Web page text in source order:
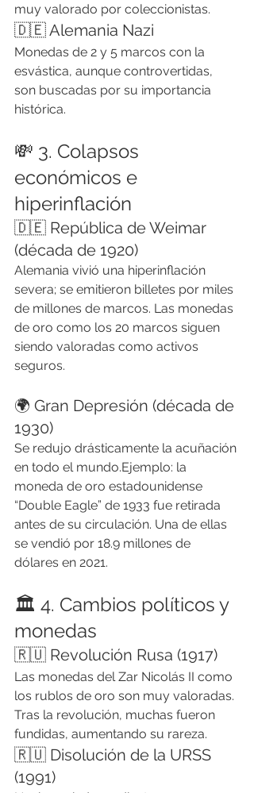
muy valorado por coleccionistas.
🇩🇪 Alemania Nazi
Monedas de 2 y 5 marcos con la
esvástica, aunque controvertidas,
son buscadas por su importancia
histórica.
💸 3. Colapsos
económicos e
hiperinflación
🇩🇪 República de Weimar
(década de 1920)
Alemania vivió una hiperinflación
severa; se emitieron billetes por miles
de millones de marcos. Las monedas
de oro como los 20 marcos siguen
siendo valoradas como activos
seguros.
🌍 Gran Depresión (década de
1930)
Se redujo drásticamente la acuñación
en todo el mundo.Ejemplo: la
moneda de oro estadounidense
“Double Eagle” de 1933 fue retirada
antes de su circulación. Una de ellas
se vendió por 18.9 millones de
dólares en 2021.
🏛️ 4. Cambios políticos y
monedas
🇷🇺 Revolución Rusa (1917)
Las monedas del Zar Nicolás II como
los rublos de oro son muy valoradas.
Tras la revolución, muchas fueron
fundidas, aumentando su rareza.
🇷🇺 Disolución de la URSS
(1991)